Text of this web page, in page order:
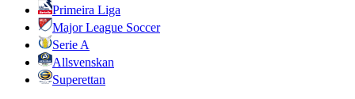
Primeira Liga
Major League Soccer
Serie A
Allsvenskan
Superettan